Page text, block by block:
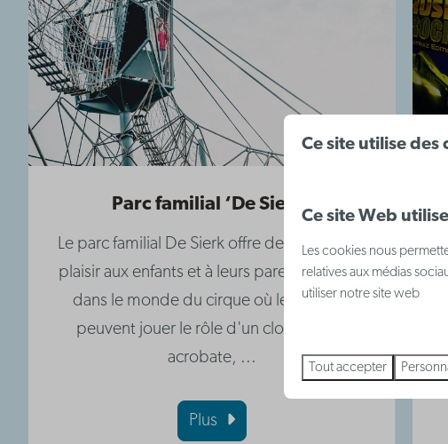
Parc familial ‘De Sierk’
Le parc familial De Sierk offre des heures de
plaisir aux enfants et à leurs parents ! Entrez
dans le monde du cirque où les enfants
peuvent jouer le rôle d'un clown, d'un
acrobate, ...
Plus
Ce site utilise des
Ce site Web
Les cookies nous
relatives aux médias
utiliser notre site web
Tout accepter